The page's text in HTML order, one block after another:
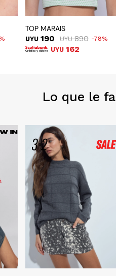
TOP MARAIS
UYU 190 UYU 890 78
UYU 162
Lo que le